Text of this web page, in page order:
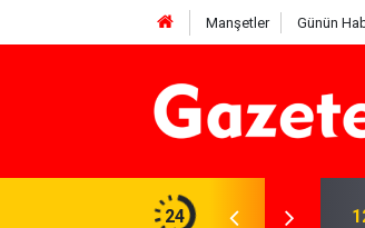
Manşetler Günün
24
karşı denetimler artırıldı